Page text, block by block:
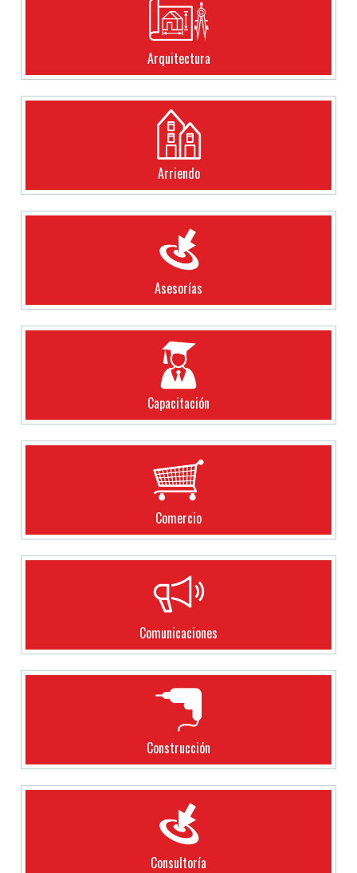
Arquitectura
Arriendo
Asesorías
Capacitación
Comercio
Comunicaciones
Construcción
Consultoría